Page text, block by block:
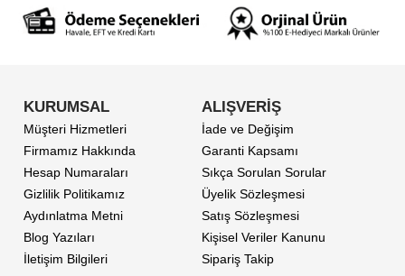
KURUMSAL
Müşteri Hizmetleri
Firmamız Hakkında
Hesap Numaraları
Gizlilik Politikamız
Aydınlatma Metni
Blog Yazıları
İletişim Bilgileri
ALIŞVERİŞ
İade ve Değişim
Garanti Kapsamı
Sıkça Sorulan Sorular
Üyelik Sözleşmesi
Satış Sözleşmesi
Kişisel Veriler Kanunu
Sipariş Takip